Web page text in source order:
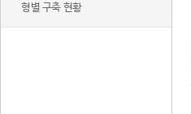
형별 구축 현황